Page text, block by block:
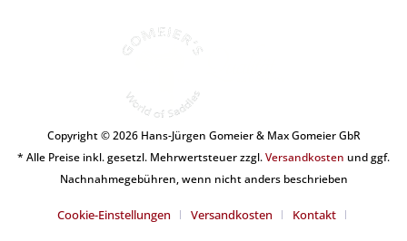
Copyright © 2026 Hans-Jürgen Gomeier & Max Gomeier GbR
* Alle Preise inkl. gesetzl. Mehrwertsteuer zzgl.Versandkosten und ggf.
Nachnahmegebühren, wenn nicht anders beschrieben
Cookie-Einstellungen Versandkosten
Kontakt